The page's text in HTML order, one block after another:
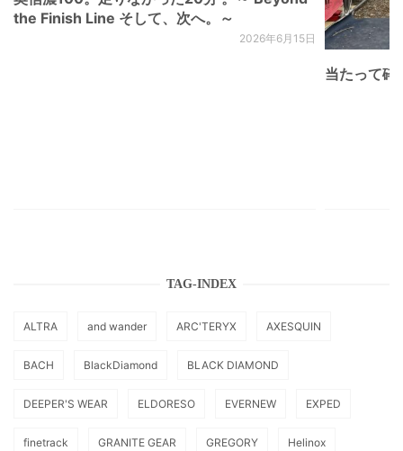
the Finish Line そして、次へ。～
2026年6月15日
当たって砕
TAG-INDEX
ALTRA and wander ARC'TERYX AXESQUIN
BACH BlackDiamond BLACK DIAMOND
DEEPER'S WEAR ELDORESO EVERNEW EXPED
finetrack GRANITE GEAR GREGORY Helinox